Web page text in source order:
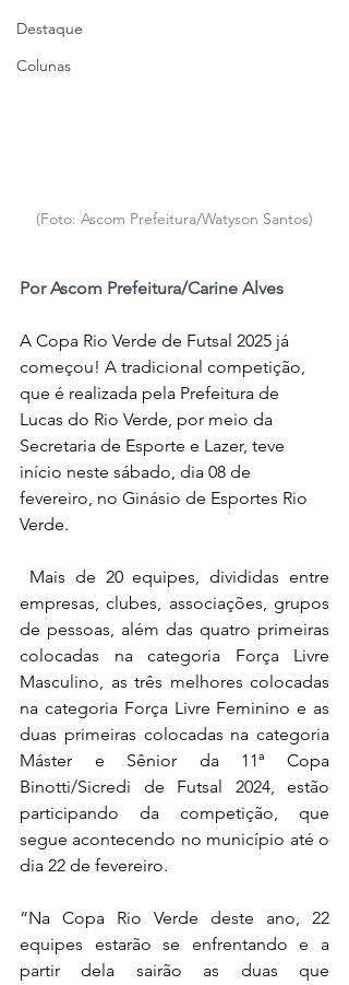
Destaque
Colunas
(Foto: Ascom Prefeitura/Watyson Santos)
Por Ascom Prefeitura/Carine Alves
A Copa Rio Verde de Futsal 2025 já
começou! A tradicional competição,
que é realizada pela Prefeitura de
Lucas do Rio Verde, por meio da
Secretaria de Esporte e Lazer, teve
início neste sábado, dia 08 de
fevereiro, no Ginásio de Esportes Rio
Verde.
Mais de 20 equipes, divididas entre
empresas, clubes, associações, grupos
de pessoas, além das quatro primeiras
colocadas na categoria Força Livre
Masculino, as três melhores colocadas
na categoria Força Livre Feminino e as
duas primeiras colocadas na categoria
Máster e Sênior da 11ª Copa
Binotti/Sicredi de Futsal 2024, estão
participando da competição, que
segue acontecendo no município até o
dia 22 de fevereiro.
“Na Copa Rio Verde deste ano, 22
equipes estarão se enfrentando e a
partir dela sairão as duas que